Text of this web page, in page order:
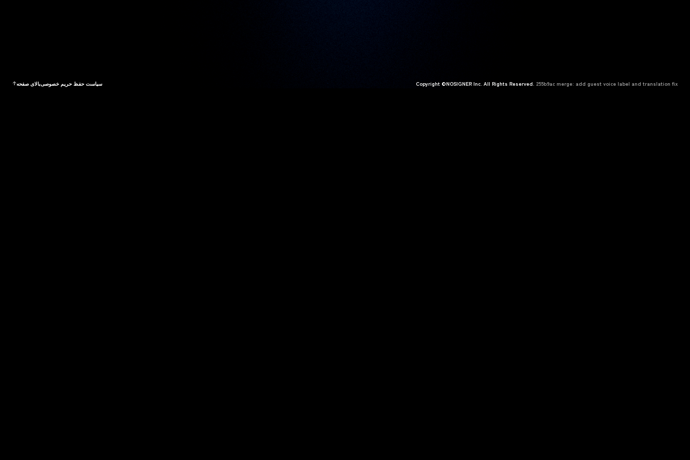
Copyright ©NOSIGNER Inc. All Rights Reserved. 255b9ac merge: add guest voice label and translation fix سیاست حفظ حریم خصوصیبالای صفحه